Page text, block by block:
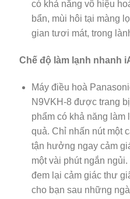
có khả năng vô hiệu
bẩn, mùi hôi tại màng
gian tươi mát, trong
Chế độ làm lạnh nhanh
Máy điều hoà
N9VKH-8 được trang
phẩm có khả năng làm
quả. Chỉ nhấn nút một
tận hưởng ngay cảm
một vài phút ngắn
đem lại cảm giác thư
cho bạn sau những